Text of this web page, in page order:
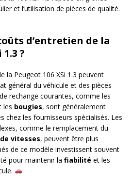
et l’utilisation de pièces de qualité.
d’entretien de la
?
la Peugeot 106 XSi 1.3 peuvent
général du véhicule et des pièces
rechange courantes, comme les
les bougies, sont généralement
chez les fournisseurs spécialisés. Les
comme le remplacement du
vitesses, peuvent être plus
de ce modèle investissent souvent
pour maintenir la fiabilité et les